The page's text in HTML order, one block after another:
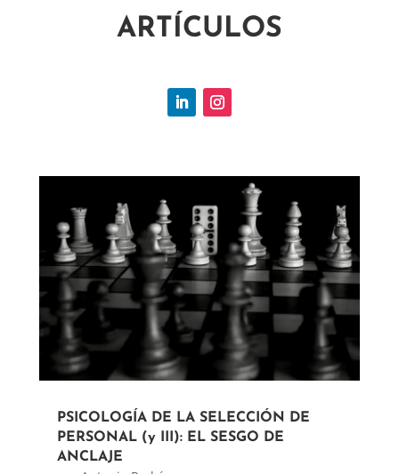
ARTÍCULOS
PSICOLOGÍA DE LA SELECCIÓN DE
PERSONAL (y III): EL SESGO DE
ANCLAJE